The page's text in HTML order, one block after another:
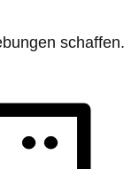
schaffen.